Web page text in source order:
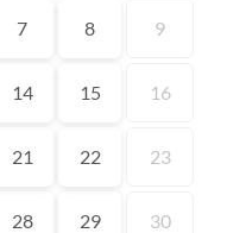
7 8 9
14 15 16
21 22 23
28 29 30